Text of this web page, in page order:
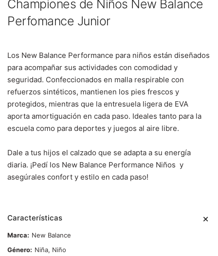
Championes de Niños New Balance
Perfomance Junior
Los New Balance Performance para niños están diseñados
para acompañar sus actividades con comodidad y
seguridad. Confeccionados en malla respirable con
refuerzos sintéticos, mantienen los pies frescos y
protegidos, mientras que la entresuela ligera de EVA
aporta amortiguación en cada paso. Ideales tanto para la
escuela como para deportes y juegos al aire libre.
Dale a tus hijos el calzado que se adapta a su energía
diaria. ¡Pedí los New Balance Performance Niños y
asegúrales confort y estilo en cada paso!
Características
Marca
New Balance
Género
Niña, Niño